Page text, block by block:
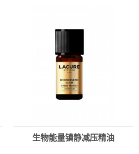
生物能量镇静减压精油